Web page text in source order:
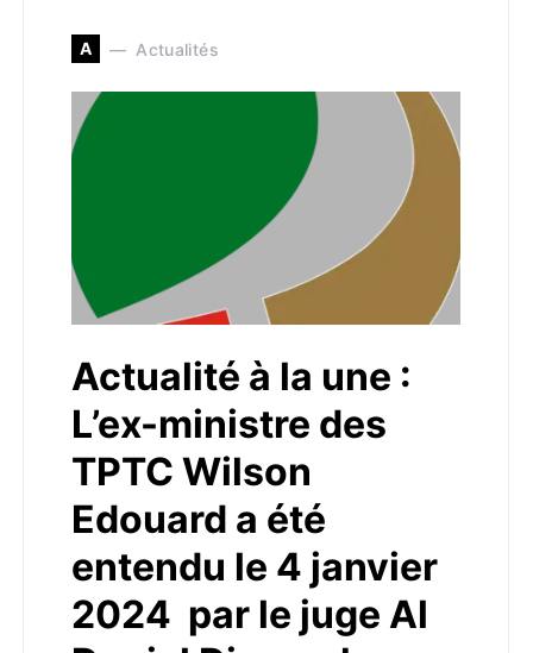
A Actualités
Actualité à la une :
L’ex-ministre des
TPTC Wilson
Edouard a été
entendu le 4 janvier
2024 par le juge Al